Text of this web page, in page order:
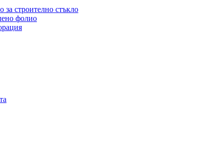
за строително стъкло
фолио